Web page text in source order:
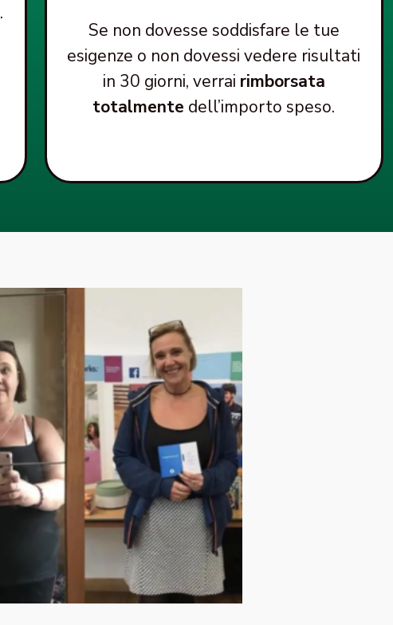
.
Se non dovesse soddisfare le tue
esigenze o non dovessi vedere risultati
in 30 giorni, verrai rimborsata
totalmente dell’importo speso.